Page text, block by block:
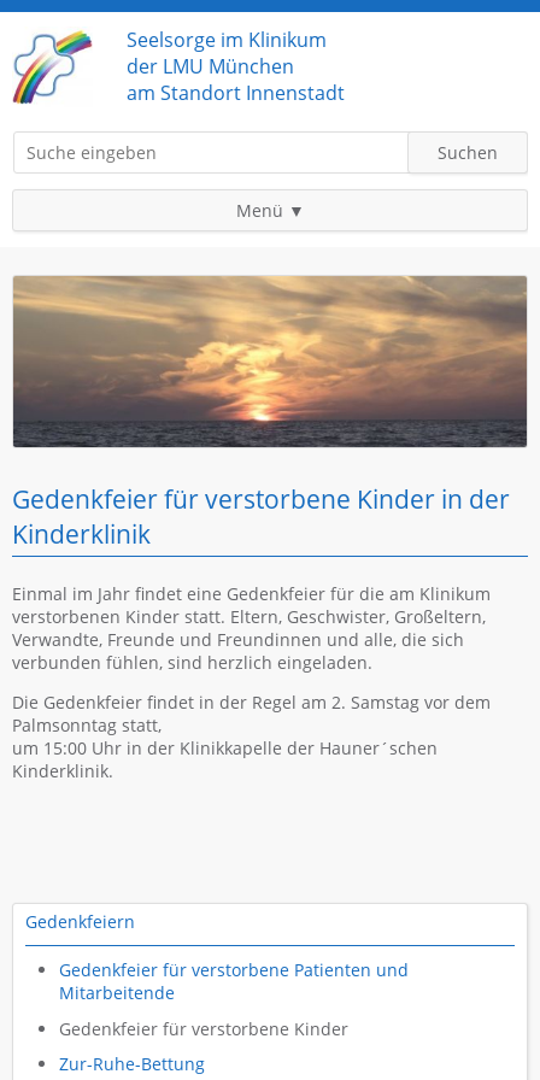
Seelsorge im Klinikum
der LMU München
am Standort Innenstadt
Suchbegriffe Suchen
Menü
überspringen
Startseite
Patienten und Angehörige
Erreichbarkeit
Hauptamtlich Mitarbeitende
Ehrenamtlich Mitarbeitende
Klinikkapellen
Gottesdienste
Gedenkfeiern
Konzept der Seelsorge
Kliniken
LMU Klinikum Innenstadt - Ziemssenstraße
Augenklinik
Haunersche Kinderklinik
Kinder- und Jugendpsychiatrie
Mund-Kiefer-Gesichtschirurgie
Gedenkfeier für verstorbene Kinder in der
Kinderklinik
Einmal im Jahr findet eine Gedenkfeier für die am Klinikum
verstorbenen Kinder statt. Eltern, Geschwister, Großeltern,
Verwandte, Freunde und Freundinnen und alle, die sich
verbunden fühlen, sind herzlich eingeladen.
Die Gedenkfeier findet in der Regel am 2. Samstag vor dem
Palmsonntag statt,
um 15:00 Uhr in der Klinikkapelle der Hauner´schen
Kinderklinik.
Gedenkfeiern
Navigation
überspringen
Gedenkfeier für verstorbene Patienten und
Mitarbeitende
Gedenkfeier für verstorbene Kinder
Zur-Ruhe-Bettung